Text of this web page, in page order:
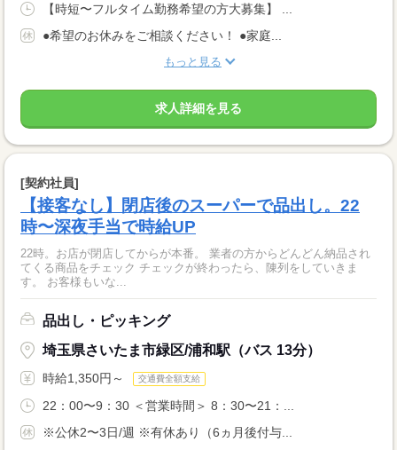
【時短〜フルタイム勤務希望の方大募集】 ...
●希望のお休みをご相談ください！ ●家庭...
もっと見る
求人詳細を見る
[契約社員]
【接客なし】閉店後のスーパーで品出し。22
時〜深夜手当で時給UP
22時。お店が閉店してからが本番。 業者の方からどんどん納品され
てくる商品をチェック チェックが終わったら、陳列をしていきま
す。 お客様もいな...
品出し・ピッキング
埼玉県さいたま市緑区/浦和駅（バス 13分）
時給1,350円～ 交通費全額支給
22：00〜9：30 ＜営業時間＞ 8：30〜21：...
※公休2〜3日/週 ※有休あり（6ヵ月後付与...